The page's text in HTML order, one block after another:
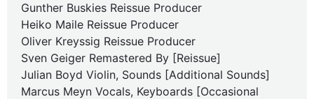
Gunther Buskies Reissue Producer
Heiko Maile Reissue Producer
Oliver Kreyssig Reissue Producer
Sven Geiger Remastered By [Reissue]
Julian Boyd Violin, Sounds [Additional Sounds]
Marcus Meyn Vocals, Keyboards [Occasional